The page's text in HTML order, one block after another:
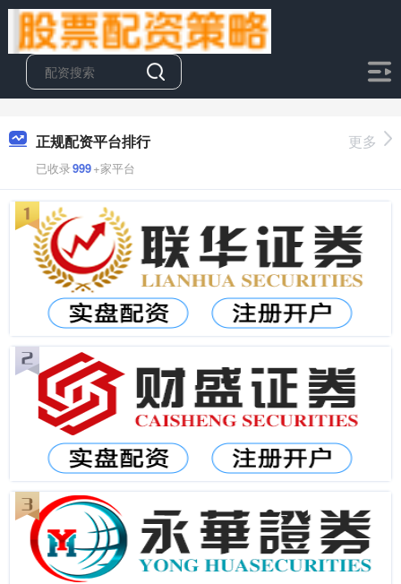
正规配资平台排行
已收录999+家平台
更多